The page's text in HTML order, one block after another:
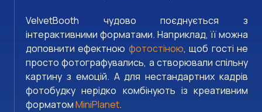
VelvetBooth чудово поєднується з
інтерактивними форматами. Наприклад, її можна
доповнити ефектною фотостіною, щоб гості не
просто фотографувались, а створювали спільну
картину з емоцій. А для нестандартних кадрів
фотобудку нерідко комбінують із креативним
форматомMiniPlanet.